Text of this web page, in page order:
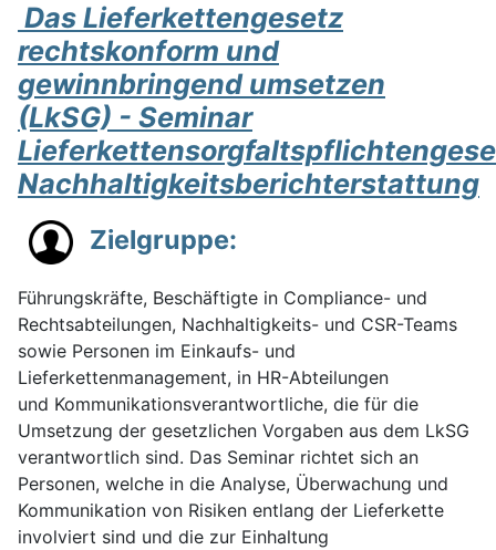
Das Lieferkettengesetz
rechtskonform und
gewinnbringend umsetzen
(LkSG) - Seminar
Nachhaltigkeitsberichterstattung
Zielgruppe:
Führungskräfte, Beschäftigte in Compliance- und
Rechtsabteilungen, Nachhaltigkeits- und CSR-Teams
sowie Personen im Einkaufs- und
Lieferkettenmanagement, in HR-Abteilungen
und Kommunikationsverantwortliche, die für die
Umsetzung der gesetzlichen Vorgaben aus dem LkSG
verantwortlich sind. Das Seminar richtet sich an
Personen, welche in die Analyse, Überwachung und
Kommunikation von Risiken entlang der Lieferkette
involviert sind und die zur Einhaltung